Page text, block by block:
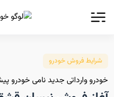
شرایط فروش خودرو
خودرو وارداتی جدید نامی خودرو